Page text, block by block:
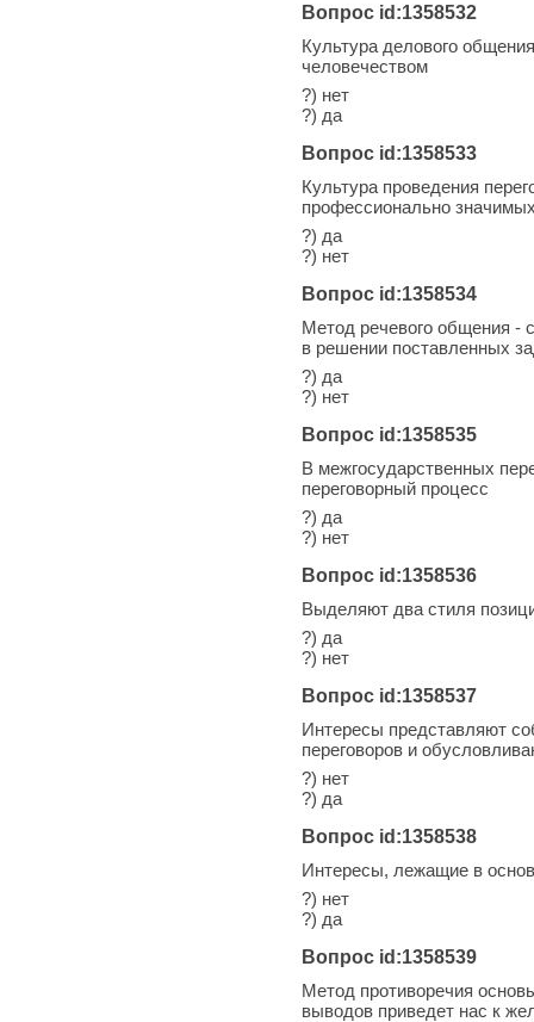
Вопрос id:1358532
Культура делового
человечеством
?) нет
?) да
Вопрос id:1358533
Культура проведения
профессионально
?) да
?) нет
Вопрос id:1358534
Метод речевого общения -
в решении поставленных
?) да
?) нет
Вопрос id:1358535
В межгосударственных
переговорный процесс
?) да
?) нет
Вопрос id:1358536
Выделяют два стиля
?) да
?) нет
Вопрос id:1358537
Интересы представляют
переговоров и
?) нет
?) да
Вопрос id:1358538
Интересы, лежащие в
?) нет
?) да
Вопрос id:1358539
Метод противоречия
выводов приведет нас к